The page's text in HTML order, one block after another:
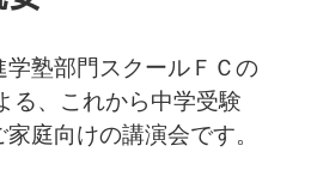
塾部門スクールＦＣの
る、これから中学受験
庭向けの講演会です。